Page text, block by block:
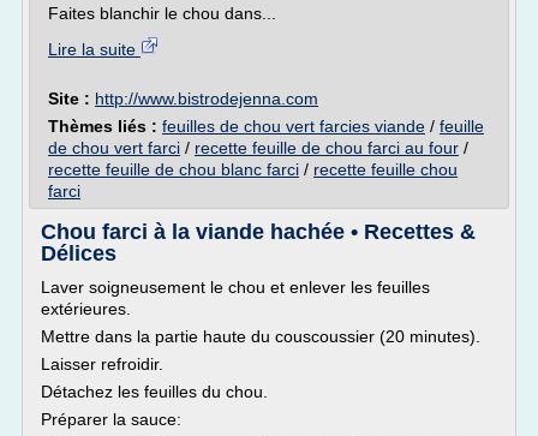
Faites blanchir le chou dans...
Lire la suite
Site : http://www.bistrodejenna.com
Thèmes liés : feuilles de chou vert farcies viande / feuille
de chou vert farci / recette feuille de chou farci au four /
recette feuille de chou blanc farci / recette feuille chou
farci
Chou farci à la viande hachée • Recettes &
Délices
Laver soigneusement le chou et enlever les feuilles
extérieures.
Mettre dans la partie haute du couscoussier (20 minutes).
Laisser refroidir.
Détachez les feuilles du chou.
Préparer la sauce: